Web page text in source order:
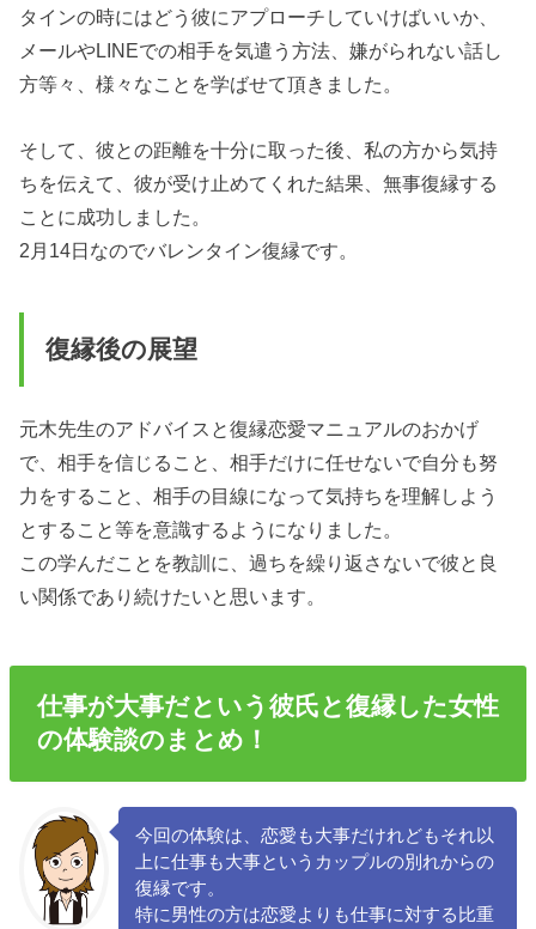
タインの時にはどう彼にアプローチしていけばいいか、
メールやLINEでの相手を気遣う方法、嫌がられない話し
方等々、様々なことを学ばせて頂きました。
そして、彼との距離を十分に取った後、私の方から気持
ちを伝えて、彼が受け止めてくれた結果、無事復縁する
ことに成功しました。
2月14日なのでバレンタイン復縁です。
復縁後の展望
元木先生のアドバイスと復縁恋愛マニュアルのおかげ
で、相手を信じること、相手だけに任せないで自分も努
力をすること、相手の目線になって気持ちを理解しよう
とすること等を意識するようになりました。
この学んだことを教訓に、過ちを繰り返さないで彼と良
い関係であり続けたいと思います。
仕事が大事だという彼氏と復縁した女性
の体験談のまとめ！
今回の体験は、恋愛も大事だけれどもそれ以
上に仕事も大事というカップルの別れからの
復縁です。
特に男性の方は恋愛よりも仕事に対する比重